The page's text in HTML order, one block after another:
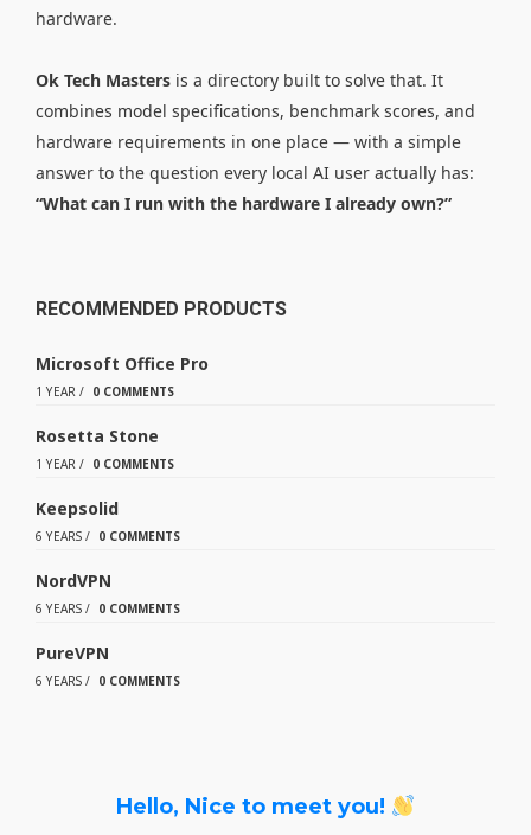
hardware.
Ok Tech Masters is a directory built to solve that. It
combines model specifications, benchmark scores, and
hardware requirements in one place — with a simple
answer to the question every local AI user actually has:
“What can I run with the hardware I already own?”
RECOMMENDED PRODUCTS
Microsoft Office Pro
1 YEAR / 0 COMMENTS
Rosetta Stone
1 YEAR / 0 COMMENTS
Keepsolid
6 YEARS / 0 COMMENTS
NordVPN
6 YEARS / 0 COMMENTS
PureVPN
6 YEARS / 0 COMMENTS
Hello, Nice to meet you!